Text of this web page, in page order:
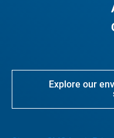
Explore our